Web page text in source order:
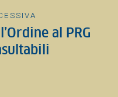
al PRG